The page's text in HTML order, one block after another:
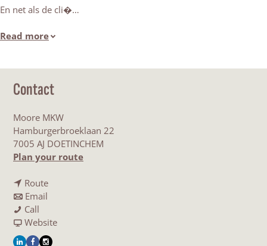
En net als de cli�…
Read more
Contact
Moore MKW
Hamburgerbroeklaan 22
7005 AJ DOETINCHEM
Plan your routet
Routet
o
o
Email
M
o
Call
o
o
WebsiteF